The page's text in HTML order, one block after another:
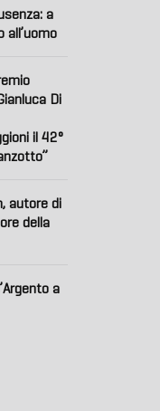
a
all’uomo
Di
il 42°
autore di
della
a